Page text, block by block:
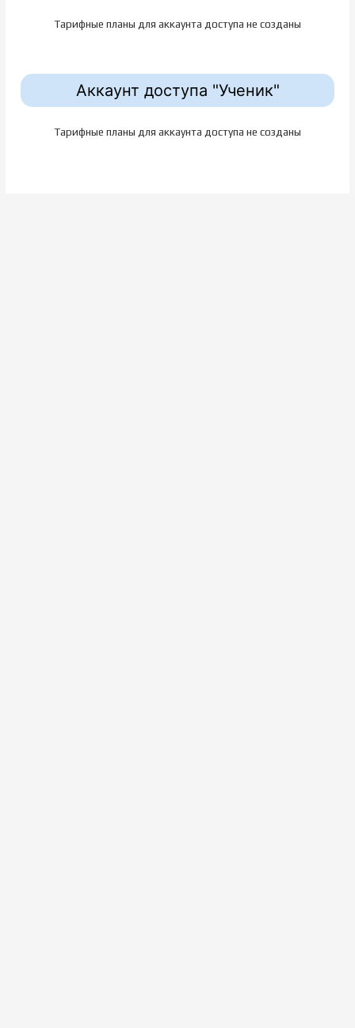
Тарифные планы для аккаунта доступа не созданы
Аккаунт доступа "Ученик"
Тарифные планы для аккаунта доступа не созданы